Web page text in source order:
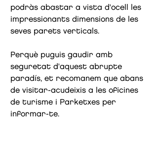
podràs abastar a vista d'ocell les
impressionants dimensions de les
seves parets verticals.
Perquè puguis gaudir amb
seguretat d'aquest abrupte
paradís, et recomanem que abans
de visitar-acudeixis a les oficines
de turisme i Parketxes per
informar-te.